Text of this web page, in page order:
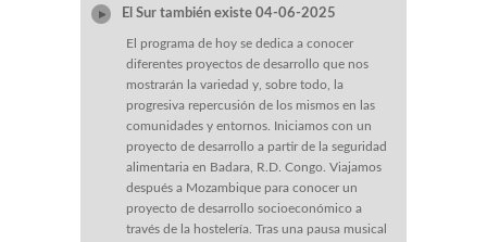
El Sur también existe 04-06-2025
El programa de hoy se dedica a conocer
diferentes proyectos de desarrollo que nos
mostrarán la variedad y, sobre todo, la
progresiva repercusión de los mismos en las
comunidades y entornos. Iniciamos con un
proyecto de desarrollo a partir de la seguridad
alimentaria en Badara, R.D. Congo. Viajamos
después a Mozambique para conocer un
proyecto de desarrollo socioeconómico a
través de la hostelería. Tras una pausa musical